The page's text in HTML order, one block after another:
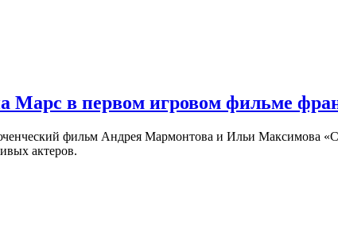
Марс в первом игровом фильме
фильм Андрея Мармонтова и Ильи Максимова
актеров.